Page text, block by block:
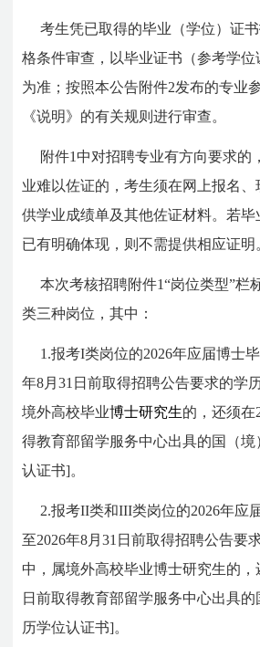
考生凭已取得的毕业（学位）证
格条件审查，以毕业证书（参考学
为准；按照本公告附件2发布的专业
《说明》的有关规则进行审查。
附件1中对招聘专业有方向要求的
业难以佐证的，考生须在网上报名
供学业成绩单及其他佐证材料。若毕
已有明确体现，则不需提供相应证明
本次考核招聘附件1“岗位类型”栏
类三种岗位，其中：
1.报考I类岗位的2026年应届博士
年8月31日前取得招聘公告要求的学
境外高校毕业博士研究生的，还须在
得教育部留学服务中心出具的国（
认证书]。
2.报考II类和III类岗位的2026年应
至2026年8月31日前取得招聘公告要
中，属境外高校毕业博士研究生的，
日前取得教育部留学服务中心出具
历学位认证书]。